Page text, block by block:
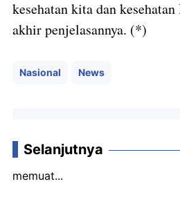
kesehatan kita dan
akhir penjelasannya. (*)
Nasional News
Selanjutnya
memuat...